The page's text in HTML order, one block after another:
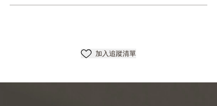
加入清單
加入追蹤清單